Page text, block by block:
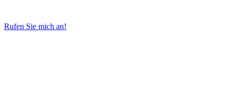
Rufen Sie mich an!